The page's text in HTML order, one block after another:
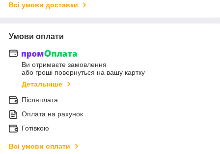
Всі умови доставки
Умови оплати
Ви отримаєте замовлення
або гроші повернуться на вашу картку
Детальніше
Післяплата
Оплата на рахунок
Готівкою
Всі умови оплати